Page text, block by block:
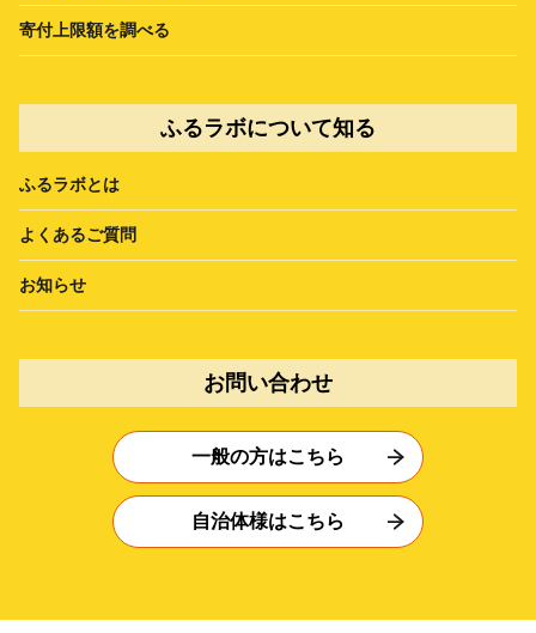
寄付上限額を調べる
ふるラボについて知る
ふるラボとは
よくあるご質問
お知らせ
お問い合わせ
一般の方はこちら
自治体様はこちら